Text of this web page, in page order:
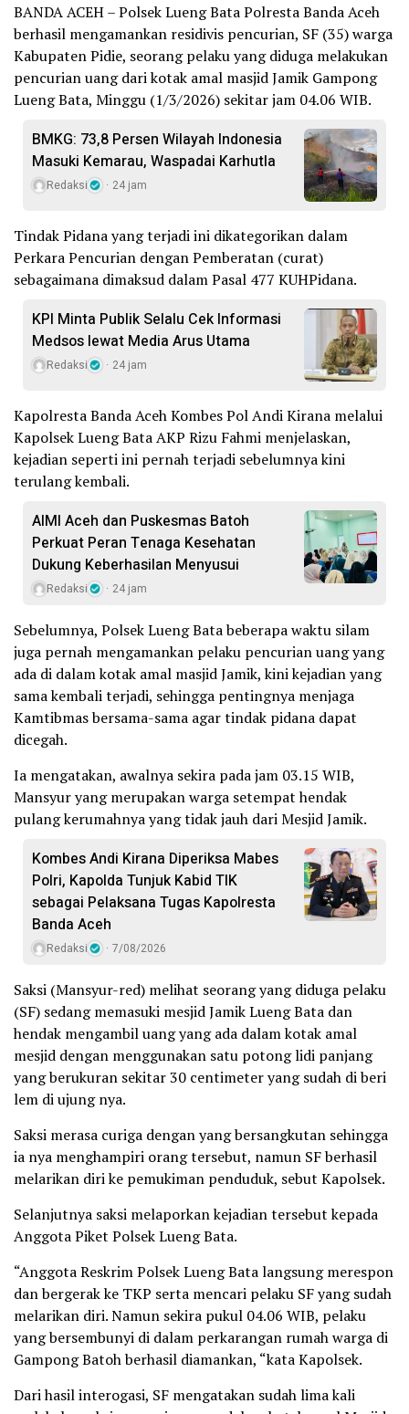
BANDA ACEH – Polsek Lueng Bata Polresta Banda Aceh
berhasil mengamankan residivis pencurian, SF (35) warga
Kabupaten Pidie, seorang pelaku yang diduga melakukan
pencurian uang dari kotak amal masjid Jamik Gampong
Lueng Bata, Minggu (1/3/2026) sekitar jam 04.06 WIB.
BMKG: 73,8 Persen Wilayah Indonesia
Masuki Kemarau, Waspadai Karhutla
Redaksi 24 jam
Tindak Pidana yang terjadi ini dikategorikan dalam
Perkara Pencurian dengan Pemberatan (curat)
sebagaimana dimaksud dalam Pasal 477 KUHPidana.
KPI Minta Publik Selalu Cek Informasi
Medsos lewat Media Arus Utama
Redaksi 24 jam
Kapolresta Banda Aceh Kombes Pol Andi Kirana melalui
Kapolsek Lueng Bata AKP Rizu Fahmi menjelaskan,
kejadian seperti ini pernah terjadi sebelumnya kini
terulang kembali.
AIMI Aceh dan Puskesmas Batoh
Perkuat Peran Tenaga Kesehatan
Dukung Keberhasilan Menyusui
Redaksi 24 jam
Sebelumnya, Polsek Lueng Bata beberapa waktu silam
juga pernah mengamankan pelaku pencurian uang yang
ada di dalam kotak amal masjid Jamik, kini kejadian yang
sama kembali terjadi, sehingga pentingnya menjaga
Kamtibmas bersama-sama agar tindak pidana dapat
dicegah.
Ia mengatakan, awalnya sekira pada jam 03.15 WIB,
Mansyur yang merupakan warga setempat hendak
pulang kerumahnya yang tidak jauh dari Mesjid Jamik.
Kombes Andi Kirana Diperiksa Mabes
Polri, Kapolda Tunjuk Kabid TIK
sebagai Pelaksana Tugas Kapolresta
Banda Aceh
Redaksi 7/08/2026
Saksi (Mansyur-red) melihat seorang yang diduga pelaku
(SF) sedang memasuki mesjid Jamik Lueng Bata dan
hendak mengambil uang yang ada dalam kotak amal
mesjid dengan menggunakan satu potong lidi panjang
yang berukuran sekitar 30 centimeter yang sudah di beri
lem di ujung nya.
Saksi merasa curiga dengan yang bersangkutan sehingga
ia nya menghampiri orang tersebut, namun SF berhasil
melarikan diri ke pemukiman penduduk, sebut Kapolsek.
Selanjutnya saksi melaporkan kejadian tersebut kepada
Anggota Piket Polsek Lueng Bata.
“Anggota Reskrim Polsek Lueng Bata langsung merespon
dan bergerak ke TKP serta mencari pelaku SF yang sudah
melarikan diri. Namun sekira pukul 04.06 WIB, pelaku
yang bersembunyi di dalam perkarangan rumah warga di
Gampong Batoh berhasil diamankan, “kata Kapolsek.
Dari hasil interogasi, SF mengatakan sudah lima kali